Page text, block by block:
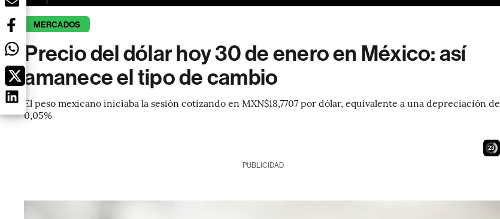
MERCADOS
Precio del dólar hoy 30 de enero en México: así
amanece el tipo de cambio
El peso mexicano iniciaba la sesión cotizando en MXN$18,7707 por dólar, equivalente a una depreciación de
0,05%
22
PUBLICIDAD